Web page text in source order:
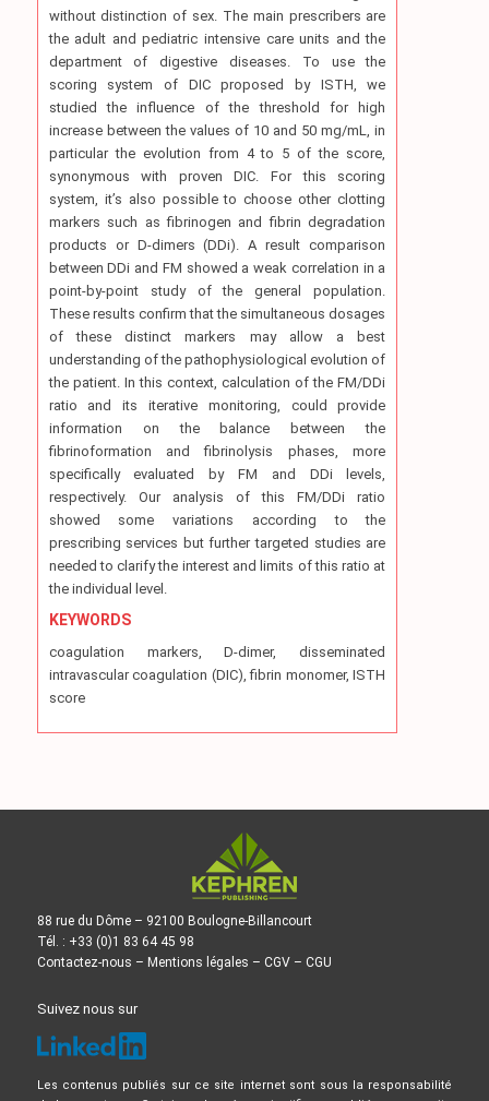
without distinction of sex. The main prescribers are
the adult and pediatric intensive care units and the
department of digestive diseases. To use the
scoring system of DIC proposed by ISTH, we
studied the influence of the threshold for high
increase between the values of 10 and 50 mg/mL, in
particular the evolution from 4 to 5 of the score,
synonymous with proven DIC. For this scoring
system, it’s also possible to choose other clotting
markers such as fibrinogen and fibrin degradation
products or D-dimers (DDi). A result comparison
between DDi and FM showed a weak correlation in a
point-by-point study of the general population.
These results confirm that the simultaneous dosages
of these distinct markers may allow a best
understanding of the pathophysiological evolution of
the patient. In this context, calculation of the FM/DDi
ratio and its iterative monitoring, could provide
information on the balance between the
fibrinoformation and fibrinolysis phases, more
specifically evaluated by FM and DDi levels,
respectively. Our analysis of this FM/DDi ratio
showed some variations according to the
prescribing services but further targeted studies are
needed to clarify the interest and limits of this ratio at
the individual level.
KEYWORDS
coagulation markers, D-dimer, disseminated
intravascular coagulation (DIC), fibrin monomer, ISTH
score
88 rue du Dôme – 92100 Boulogne-Billancourt
Tél. : +33 (0)1 83 64 45 98
Contactez-nous – Mentions légales – CGV– CGU
Suivez nous sur
Les contenus publiés sur ce site internet sont sous la responsabilité